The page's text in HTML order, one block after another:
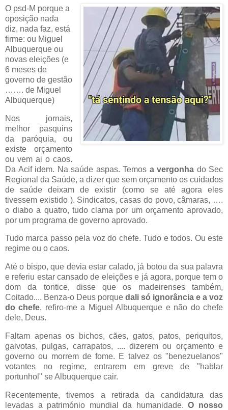
O psd-M porque a
oposição nada
diz, nada faz, está
firme: ou Miguel
Albuquerque ou
novas eleições (e
6 meses de
governo de gestão
……. de Miguel
Albuquerque)
Nos jornais,
melhor pasquins
da paróquia, ou
existe orçamento
ou vem ai o caos.
Da Acif idem. Na saúde aspas. Temos a vergonha do Sec
Regional da Saúde, a dizer que sem orçamento os cuidados
de saúde deixam de existir (como se até agora eles
tivessem existido ). Sindicatos, casas do povo, câmaras, ….
o diabo a quatro, tudo clama por um orçamento aprovado,
por um programa de governo aprovado.
Tudo marca passo pela voz do chefe. Tudo e todos. Ou este
regime ou o caos.
Até o bispo, que devia estar calado, já botou da sua palavra
e referiu estar cansado de eleições e já agora, porque tem o
dom da tontice, disse que os madeirenses também,
Coitado.... Benza-o Deus porque dali só ignorância e a voz
do chefe, refiro-me a Miguel Albuquerque e não do chefe
dele, Deus.
Faltam apenas os bichos, cães, gatos, patos, periquitos,
gaivotas, pulgas, carrapatos, .... dizerem ou orçamento e
governo ou morrem de fome. E talvez os "benezuelanos"
votantes no regime, entrarem em greve de "hablar
portunhol" se Albuquerque cair.
Recentemente, tivemos a retirada da candidatura das
levadas a património mundial da humanidade.O nosso